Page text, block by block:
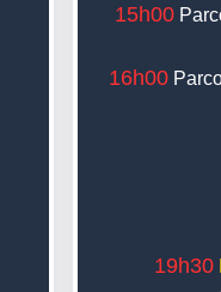
15h00
16h00
19h30